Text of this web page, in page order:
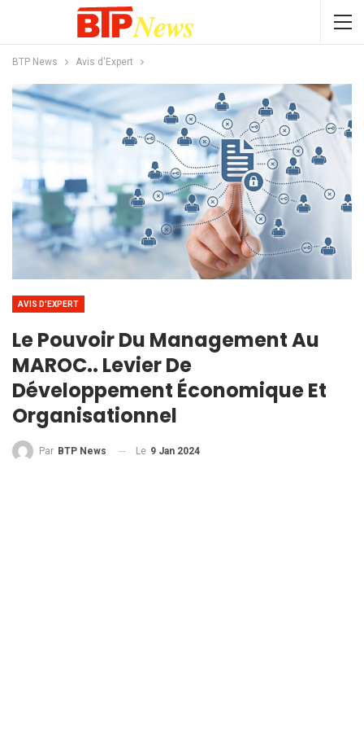
BTP News Avis d'Expert
AVIS D'EXPERT
Le Pouvoir Du Management Au
MAROC.. Levier De
Développement Économique Et
Organisationnel
Par BTP News Le 9 Jan 2024